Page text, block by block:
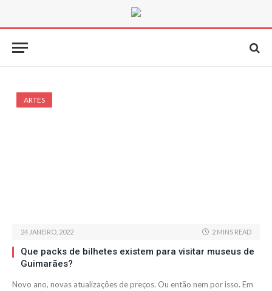
ARTES
24 JANEIRO, 2022 2 MINS READ
Que packs de bilhetes existem para visitar museus de
Guimarães?
Novo ano, novas atualizações de preços. Ou então nem por isso. Em